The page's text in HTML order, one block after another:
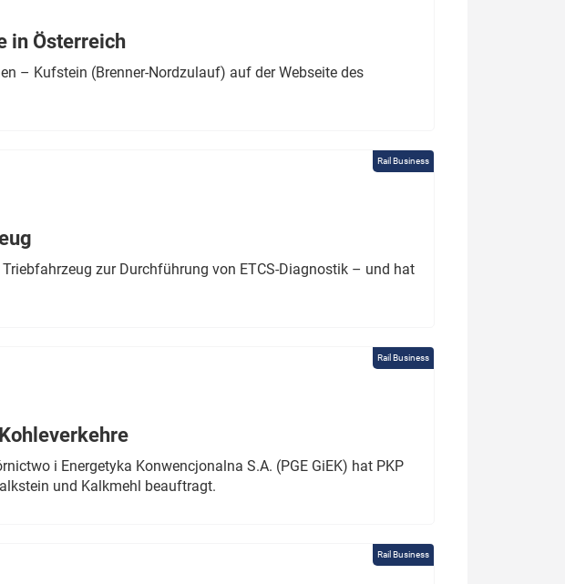
in Österreich
– Kufstein (Brenner-Nordzulauf) auf der Webseite des
Rail Business
zur Durchführung von ETCS-Diagnostik – und hat
Rail Business
i Energetyka Konwencjonalna S.A. (PGE GiEK) hat PKP
und Kalkmehl beauftragt.
Rail Business